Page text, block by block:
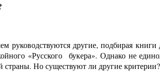
руководствуются другие, подбирая
«Русского букера». Однако не
страны. Но существуют ли другие